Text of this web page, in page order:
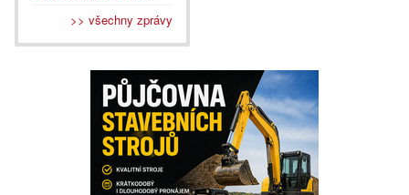
>> všechny zprávy